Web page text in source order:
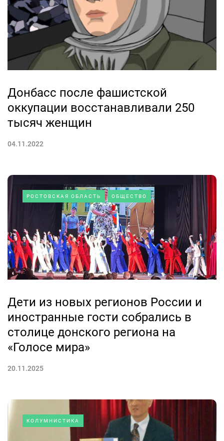
Донбасс после фашистской
оккупации восстанавливали 250
тысяч женщин
04.11.2022
РОСТОВСКАЯ ОБЛАСТЬ ОБЩЕСТВО
Дети из новых регионов России и
иностранные гости собрались в
столице донского региона на
«Голосе мира»
20.11.2025
КОЛУМНИСТИКА